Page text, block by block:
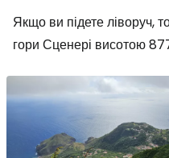
Якщо ви підете ліворуч,
гори Сценері висотою